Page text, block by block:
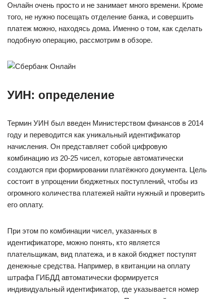
Онлайн очень просто и не занимает много времени. Кроме
того, не нужно посещать отделение банка, и совершить
платеж можно, находясь дома. Именно о том, как сделать
подобную операцию, рассмотрим в обзоре.
УИН: определение
Термин УИН был введен Министерством финансов в 2014
году и переводится как уникальный идентификатор
начисления. Он представляет собой цифровую
комбинацию из 20-25 чисел, которые автоматически
создаются при формировании платёжного документа. Цель
состоит в упрощении бюджетных поступлений, чтобы из
огромного количества платежей найти нужный и проверить
его оплату.
При этом по комбинации чисел, указанных в
идентификаторе, можно понять, кто является
плательщикам, вид платежа, и в какой бюджет поступят
денежные средства. Например, в квитанции на оплату
штрафа ГИБДД автоматически формируется
индивидуальный идентификатор, где указывается номер